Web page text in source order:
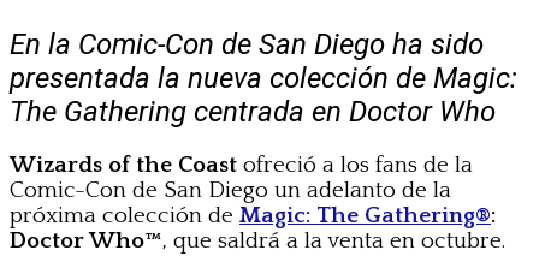
En la Comic-Con de San Diego ha sido
presentada la nueva colección de Magic:
The Gathering centrada en Doctor Who
Wizards of the Coast ofreció a los fans de la
Comic-Con de San Diego un adelanto de la
próxima colección de Magic: The Gathering®:
Doctor Who™, que saldrá a la venta en octubre.